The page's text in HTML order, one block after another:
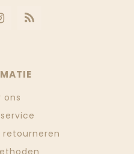
ons
retourneren